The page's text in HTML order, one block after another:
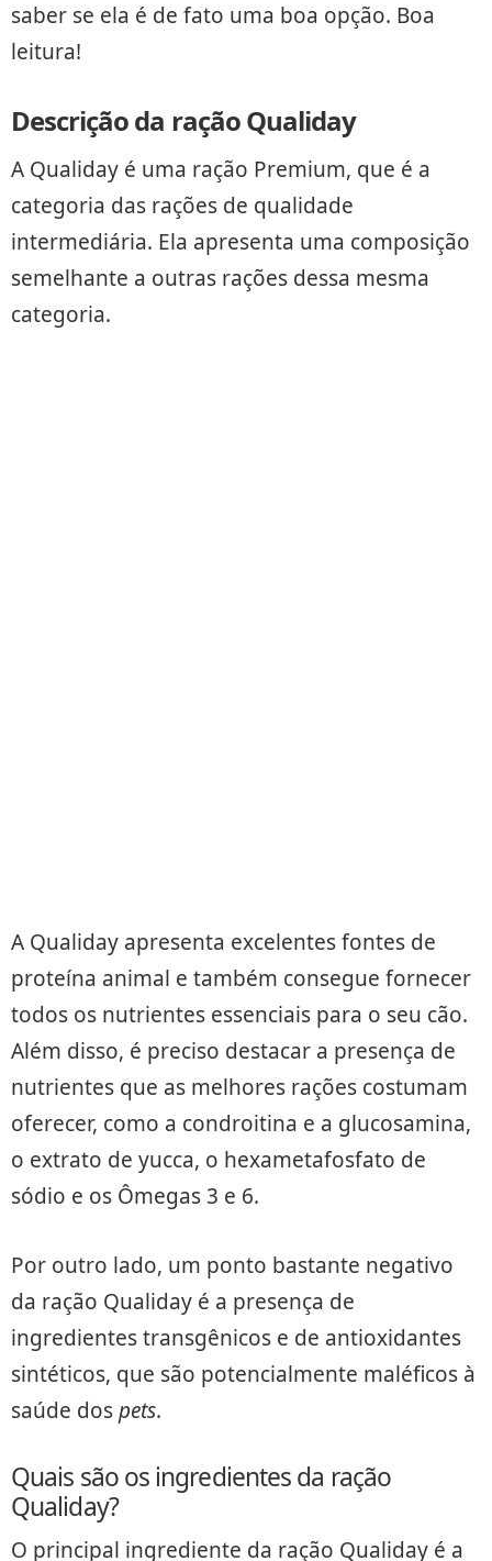
saber se ela é de fato uma boa opção. Boa
leitura!
Descrição da ração Qualiday
A Qualiday é uma ração Premium, que é a
categoria das rações de qualidade
intermediária. Ela apresenta uma composição
semelhante a outras rações dessa mesma
categoria.
A Qualiday apresenta excelentes fontes de
proteína animal e também consegue fornecer
todos os nutrientes essenciais para o seu cão.
Além disso, é preciso destacar a presença de
nutrientes que as melhores rações costumam
oferecer, como a condroitina e a glucosamina,
o extrato de yucca, o hexametafosfato de
sódio e os Ômegas 3 e 6.
Por outro lado, um ponto bastante negativo
da ração Qualiday é a presença de
ingredientes transgênicos e de antioxidantes
sintéticos, que são potencialmente maléficos à
saúde dospets.
Quais são os ingredientes da ração
Qualiday?
O principal ingrediente da ração Qualiday é a